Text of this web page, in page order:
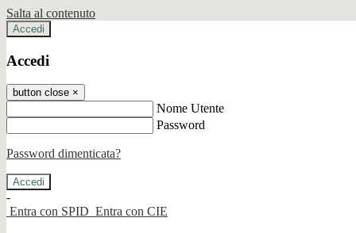
Salta al contenuto
Accedi
Accedi
button close ×
Nome Utente
Password
Password dimenticata?
-
Entra con SPID Entra con CIE